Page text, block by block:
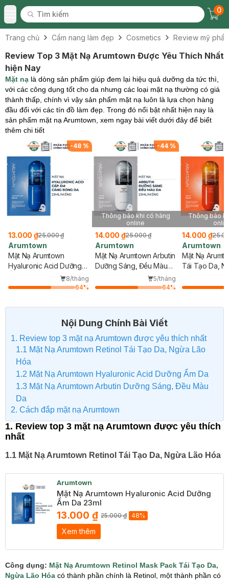
Toggle Menu
Tìm kiếm
Tìm kiếm
0
Trang chủ Cẩm nang làm đẹp Cosmetics Review mỹ
Review Top 3 Mặt Nạ Arumtown Được Yêu Thích Nhất
hiện Nay
Mặt nạ là dòng sản phẩm giúp đem lại hiệu quả dưỡng da tức thì,
với các công dụng tốt cho da nhưng các loại mặt nạ thường có giá
thành thấp, chính vì vậy sản phẩm mặt nạ luôn là lựa chọn hàng
đầu đối với các tín đồ làm đẹp. Trong đó nổi bật nhất hiện nay là
sản phẩm mặt nạ Arumtown, xem ngay bài viết dưới đây để biết
thêm chi tiết
-48%
13.000 ₫25.000 ₫
Arumtown
Mặt Nạ Arumtown
Hyaluronic Acid Dưỡng
8/tháng
64%
-44%
Thông báo khi có hàng
online
14.000 ₫25.000 ₫
Arumtown
Mặt Nạ Arumtown Arbutin
Dưỡng Sáng, Đều Màu
5/tháng
64%
Thông báo
14.000 ₫
Arumtown
Mặt Nạ
Tái Tạo Da,
Nội Dung Chính Bài Viết
1. Review top 3 mặt nạ Arumtown được yêu thích nhất
1.1 Mặt Nạ Arumtown Retinol Tái Tạo Da, Ngừa Lão
Hóa
1.2 Mặt Nạ Arumtown Hyaluronic Acid Dưỡng Ẩm Da
1.3 Mặt Nạ Arumtown Arbutin Dưỡng Sáng, Đều Màu
Da
2. Cách đắp mặt nạ Arumtown
1. Review top 3 mặt nạ Arumtown được yêu thích
nhất
1.1 Mặt Nạ Arumtown Retinol Tái Tạo Da, Ngừa Lão Hóa
Arumtown
Mặt Nạ Arumtown Hyaluronic Acid Dưỡng
Ẩm Da 23ml
13.000 ₫ 25.000 ₫ 48%
Xem thêm
Công dụng: Mặt Nạ Arumtown Retinol Mask Pack Tái Tạo Da,
Ngừa Lão Hóa có thành phần chính là Retinol, một thành phần có